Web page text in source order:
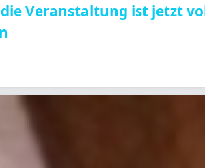
Veranstaltung ist jetzt